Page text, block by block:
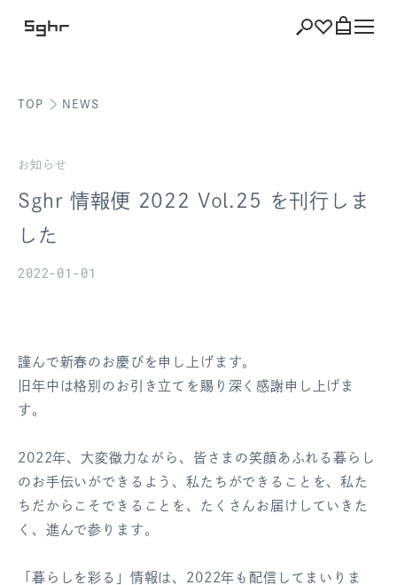
ショッピング
お気に入り
TOP NEWS
お知らせ
Sghr 情報便 2022 Vol.25 を刊行しま
した
2022-01-01
謹んで新春のお慶びを申し上げます。
旧年中は格別のお引き立てを賜り深く感謝申し上げま
す。
2022年、大変微力ながら、皆さまの笑顔あふれる暮らし
のお手伝いができるよう、私たちができることを、私た
ちだからこそできることを、たくさんお届けしていきた
く、進んで参ります。
「暮らしを彩る」情報は、2022年も配信してまいりま